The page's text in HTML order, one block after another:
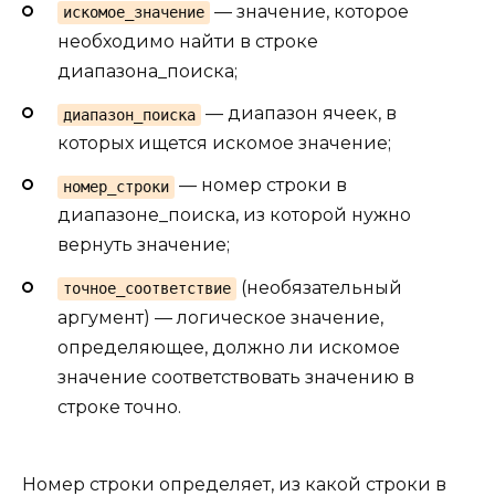
искомое_значение — значение, которое
необходимо найти в строке
диапазона_поиска;
диапазон_поиска — диапазон ячеек, в
которых ищется искомое значение;
номер_строки — номер строки в
диапазоне_поиска, из которой нужно
вернуть значение;
точное_соответствие
(необязательный
аргумент) — логическое значение,
определяющее, должно ли искомое
значение соответствовать значению в
строке точно.
Номер строки определяет, из какой строки в